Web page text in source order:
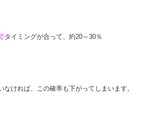
タイミングが合って、約20～30％
なければ、この確率も下がってしまいます。